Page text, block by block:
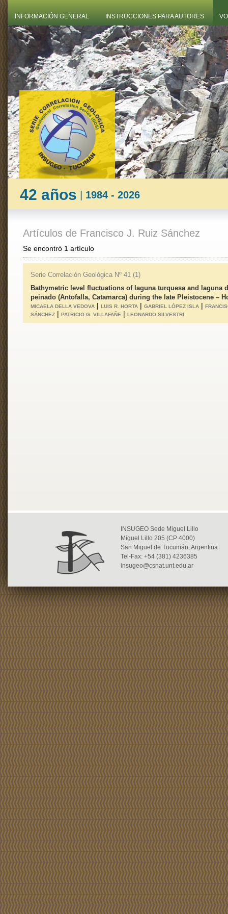
INFORMACIÓN GENERAL INSTRUCCIONES PARA AUTORES
42 años | 1984 - 2026
Artículos de Francisco J. Ruiz Sánchez
Se encontró 1 artículo
Serie Correlación Geológica Nº 41 (1)
Bathymetric level fluctuations of laguna turquesa and laguna
peinado (Antofalla, Catamarca) during the late Pleistocene –
MICAELA DELLA VEDOVA | LUIS R. HORTA | GABRIEL LÓPEZ ISLA |
SÁNCHEZ | PATRICIO G. VILLAFAÑE | LEONARDO SILVESTRI
INSUGEO Sede Miguel Lillo
Miguel Lillo 205 (CP 4000)
San Miguel de Tucumán, Argentina
Tel-Fax: +54 (381) 4236385
insugeo@csnat.unt.edu.ar